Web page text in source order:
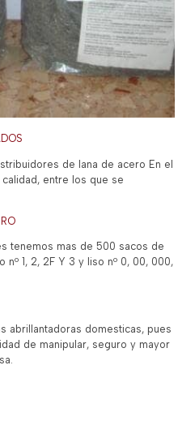
de lana de acero En el
entre los que se
tenemos mas de 500 sacos de
1, 2, 2F Y 3 y liso nº 0, 00, 000,
abrillantadoras domesticas, pues
de manipular, seguro y mayor